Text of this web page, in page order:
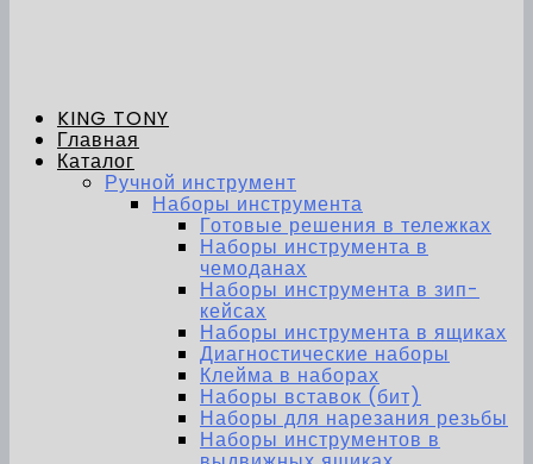
KING TONY
Главная
Каталог
Ручной инструмент
Наборы инструмента
Готовые решения в тележках
Наборы инструмента в
чемоданах
Наборы инструмента в зип-
кейсах
Наборы инструмента в ящиках
Диагностические наборы
Клейма в наборах
Наборы вставок (бит)
Наборы для нарезания резьбы
Наборы инструментов в